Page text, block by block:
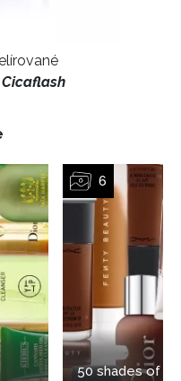
50 shades of